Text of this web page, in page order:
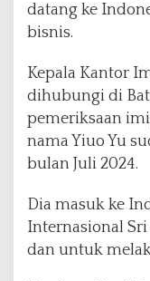
datang ke
bisnis.
Kepala Kantor
dihubungi di
pemeriksaan
nama Yiuo Yu
bulan Juli 2024.
Dia masuk ke
Internasional
dan untuk